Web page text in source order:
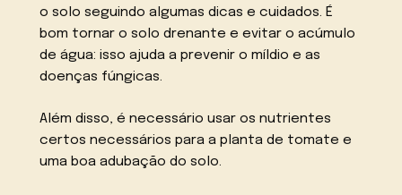
o solo seguindo algumas dicas e cuidados. É
bom tornar o solo drenante e evitar o acúmulo
de água: isso ajuda a prevenir o míldio e as
doenças fúngicas.
Além disso, é necessário usar os nutrientes
certos necessários para a planta de tomate e
uma boa adubação do solo.